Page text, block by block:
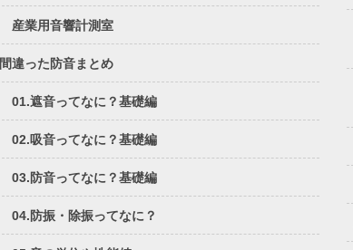
産業用音響計測室
間違った防音まとめ
01.遮音ってなに？基礎編
02.吸音ってなに？基礎編
03.防音ってなに？基礎編
04.防振・除振ってなに？